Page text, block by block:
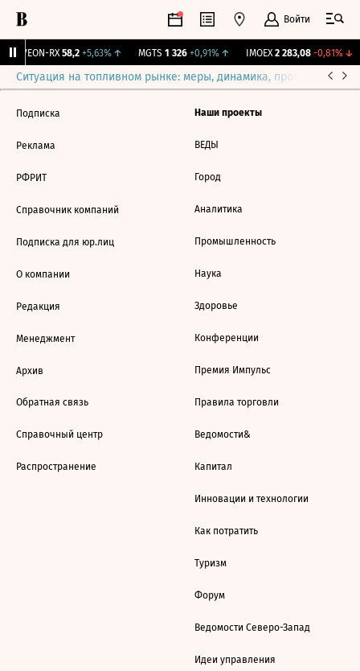
Войти
VEON-RX 58,2 +5,63%↑ MGTS 1 326 +0,91%↑ IMOEX 2 283,08 -0,81%↓
Ситуация на топливном рынке: меры, динамика, прогнозы
Подписка
Реклама
РФРИТ
Справочник компаний
Подписка для юр.лиц
О компании
Редакция
Менеджмент
Архив
Обратная связь
Справочный центр
Распространение
Наши проекты
ВЕДЫ
Город
Аналитика
Промышленность
Наука
Здоровье
Конференции
Премия Импульс
Правила торговли
Ведомости&
Капитал
Инновации и технологии
Как потратить
Туризм
Форум
Ведомости Северо-Запад
Идеи управления